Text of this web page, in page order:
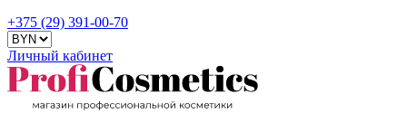
+375 (29) 391-00-70
Личный кабинет